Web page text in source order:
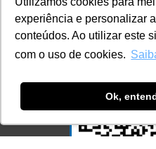
experiência e personalizar
conteúdos. Ao utilizar este
com o uso de cookies.
Ok,